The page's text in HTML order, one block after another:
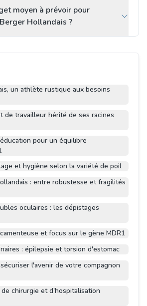
moyen à prévoir pour
Hollandais ?
un athlète rustique aux besoins
de travailleur hérité de ses racines
pour un équilibre
et hygiène selon la variété de poil
: entre robustesse et fragilités
oculaires : les dépistages
et focus sur le gène MDR1
: épilepsie et torsion d'estomac
l'avenir de votre compagnon
chirurgie et d'hospitalisation